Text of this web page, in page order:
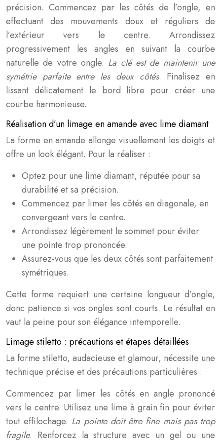
précision. Commencez par les côtés de l’ongle, en
effectuant des mouvements doux et réguliers de
l’extérieur vers le centre. Arrondissez
progressivement les angles en suivant la courbe
naturelle de votre ongle. La clé est de maintenir une
symétrie parfaite entre les deux côtés. Finalisez en
lissant délicatement le bord libre pour créer une
courbe harmonieuse.
Réalisation d’un limage en amande avec lime diamant
La forme en amande allonge visuellement les doigts et
offre un look élégant. Pour la réaliser :
Optez pour une lime diamant, réputée pour sa
durabilité et sa précision.
Commencez par limer les côtés en diagonale, en
convergeant vers le centre.
Arrondissez légèrement le sommet pour éviter
une pointe trop prononcée.
Assurez-vous que les deux côtés sont parfaitement
symétriques.
Cette forme requiert une certaine longueur d’ongle,
donc patience si vos ongles sont courts. Le résultat en
vaut la peine pour son élégance intemporelle.
Limage stiletto : précautions et étapes détaillées
La forme stiletto, audacieuse et glamour, nécessite une
technique précise et des précautions particulières :
Commencez par limer les côtés en angle prononcé
vers le centre. Utilisez une lime à grain fin pour éviter
tout effilochage. La pointe doit être fine mais pas trop
fragile. Renforcez la structure avec un gel ou une